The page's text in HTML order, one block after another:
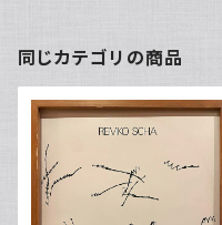
2
同じカテゴリの商品